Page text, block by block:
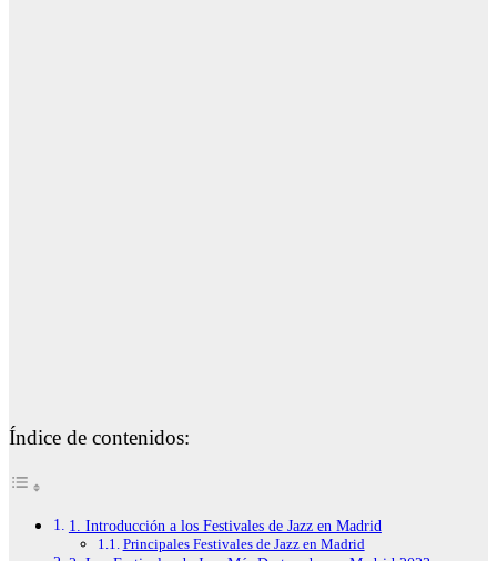
Índice de contenidos:
1. Introducción a los Festivales de Jazz en Madrid
Principales Festivales de Jazz en Madrid